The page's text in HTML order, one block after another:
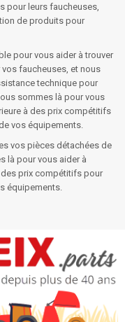
pour leurs faucheuses,
de produits pour
pour vous aider à trouver
faucheuses, et nous
technique pour
sommes là pour vous
à des prix compétitifs
vos équipements.
vos pièces détachées de
là pour vous aider à
prix compétitifs pour
équipements.